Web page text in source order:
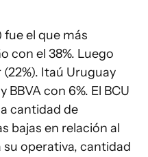
fue el que más
con el 38%. Luego
Itaú Uruguay
BBVA con 6%. El BCU
cantidad de
bajas en relación al
operativa, cantidad